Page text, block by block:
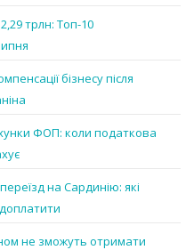
трлн: Топ-10
бізнесу після
ФОП: коли податкова
на Сардинію: які
не зможуть отримати